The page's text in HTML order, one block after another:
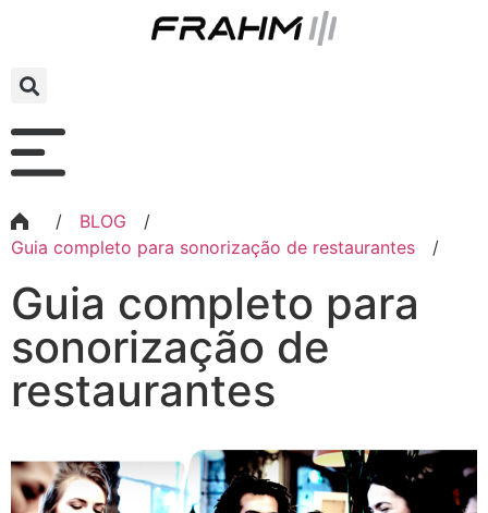
/ BLOG
/
Guia completo para sonorização de restaurantes
/
Guia completo para
sonorização de
restaurantes